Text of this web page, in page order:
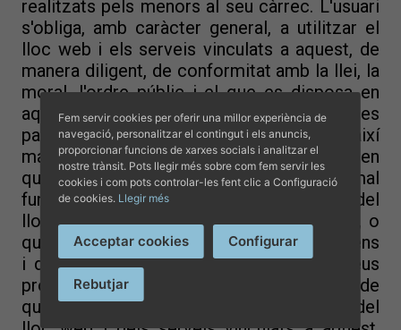
realitzats pels menors al seu càrrec. L'usuari
s'obliga, amb caràcter general, a utilitzar el
lloc web i els serveis vinculats a aquest, de
manera diligent, de conformitat amb la llei, la
moral, l'ordre públic i el que es disposa en
aquestes condicions generals i en les
particulars que siguin aplicable, devent, així
mateix, abstenir-se d'utilitzar-los en
qualsevol forma que pugui impedir el normal
funcionament i gaudi per part dels usuaris del
lloc web i dels serveis vinculats a aquest, o
que pogués lesionar o causar danys als béns
i drets dels titulars del lloc web, dels seus
proveïdors, usuaris o, en general, de
qualsevol tercer. L'usuari, en la utilització del
Fem servir cookies per oferir una millor experiència de
navegació, personalitzar el contingut i els anuncis,
proporcionar funcions de xarxes socials i analitzar el
nostre trànsit. Pots llegir més sobre com fem servir les
cookies i com pots controlar-les fent clic a Configuració
de cookies. Llegir més
Acceptar cookies Configurar
Rebutjar